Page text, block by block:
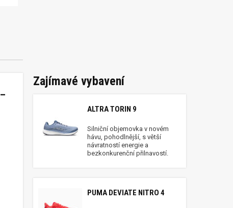
Zajímavé vybavení
ALTRA TORIN 9
Silniční objemovka v novém
hávu, pohodlnější, s větší
návratností energie a
bezkonkurenční přilnavostí.
PUMA DEVIATE NITRO 4